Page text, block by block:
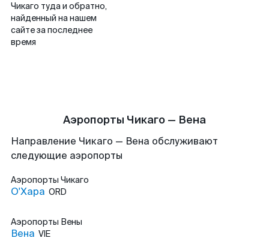
Чикаго туда и обратно,
найденный на нашем
сайте за последнее
время
Аэропорты Чикаго — Вена
Направление Чикаго — Вена обслуживают
следующие аэропорты
Аэропорты Чикаго
О'Хара ORD
Аэропорты Вены
Вена VIE